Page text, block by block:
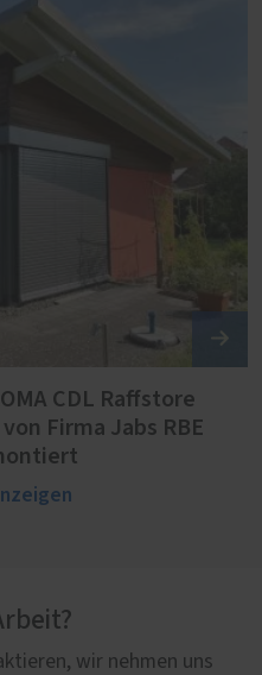
CDL Raffstore
Firma Jabs RBE
wir nehmen uns